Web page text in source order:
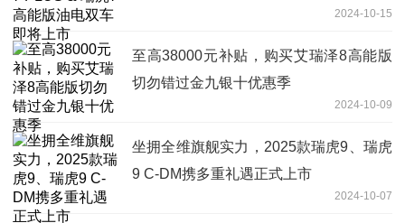
2024-10-15
至高38000元补贴，购买艾瑞泽8高能版
切勿错过金九银十优惠季
2024-10-09
坐拥全维旗舰实力，2025款瑞虎9、瑞虎
9 C-DM携多重礼遇正式上市
2024-10-07